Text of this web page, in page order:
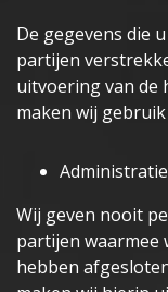
De gegevens die
partijen
uitvoering van de
maken wij
Wij geven nooit
partijen waarmee
hebben